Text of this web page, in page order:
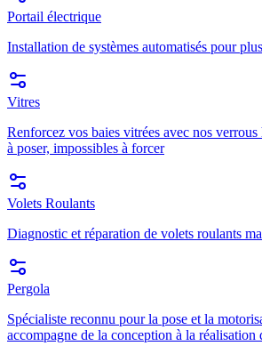
Portail électrique
Installation de systèmes automatisés pour
Vitres
Renforcez vos baies vitrées avec nos
à poser, impossibles à forcer
Volets Roulants
Diagnostic et réparation de volets roulants
Pergola
Spécialiste reconnu pour la pose et la
accompagne de la conception à la réalisation